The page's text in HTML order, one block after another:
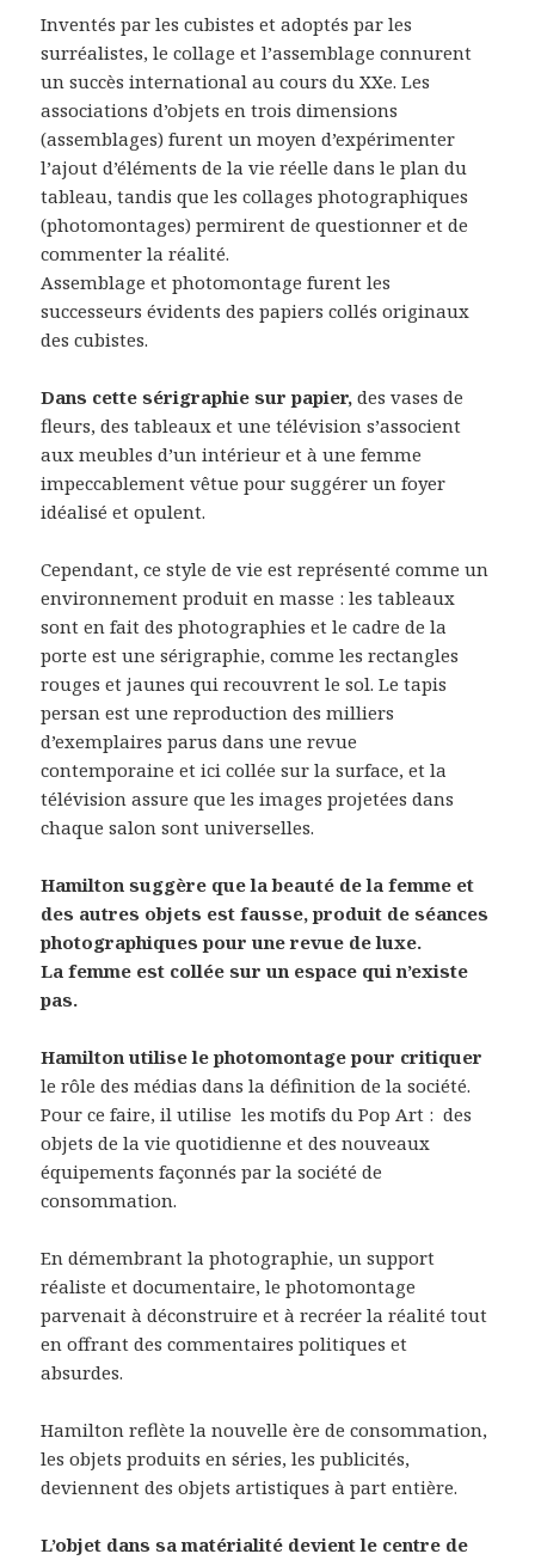
Inventés par les cubistes et adoptés par les
surréalistes, le collage et l’assemblage connurent
un succès international au cours du XXe. Les
associations d’objets en trois dimensions
(assemblages) furent un moyen d’expérimenter
l’ajout d’éléments de la vie réelle dans le plan du
tableau, tandis que les collages photographiques
(photomontages) permirent de questionner et de
commenter la réalité.
Assemblage et photomontage furent les
successeurs évidents des papiers collés originaux
des cubistes.
Dans cette sérigraphie sur papier,des vases de
fleurs, des tableaux et une télévision s’associent
aux meubles d’un intérieur et à une femme
impeccablement vêtue pour suggérer un foyer
idéalisé et opulent.
Cependant, ce style de vie est représenté comme un
environnement produit en masse : les tableaux
sont en fait des photographies et le cadre de la
porte est une sérigraphie, comme les rectangles
rouges et jaunes qui recouvrent le sol. Le tapis
persan est une reproduction des milliers
d’exemplaires parus dans une revue
contemporaine et ici collée sur la surface, et la
télévision assure que les images projetées dans
chaque salon sont universelles.
Hamilton suggère que la beauté de la femme et
des autres objets est fausse, produit de séances
photographiques pour une revue de luxe.
La femme est collée sur un espace qui n’existe
pas.
Hamilton utilise le photomontage pour critiquer
le rôle des médias dans la définition de la société.
Pour ce faire, il utilise les motifs du Pop Art : des
objets de la vie quotidienne et des nouveaux
équipements façonnés par la société de
consommation.
En démembrant la photographie, un support
réaliste et documentaire, le photomontage
parvenait à déconstruire et à recréer la réalité tout
en offrant des commentaires politiques et
absurdes.
Hamilton reflète la nouvelle ère de consommation,
les objets produits en séries, les publicités,
deviennent des objets artistiques à part entière.
L’objet dans sa matérialité devient le centre de